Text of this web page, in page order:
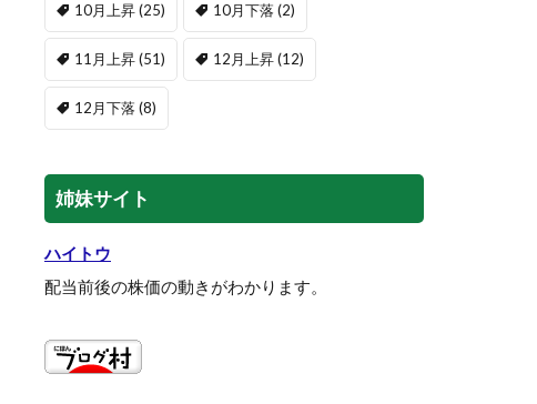
10月上昇(25) 10月下落 (2)
11月上昇(51) 12月上昇(12)
12月下落 (8)
姉妹サイト
ハイトウ
配当前後の株価の動きがわかります。